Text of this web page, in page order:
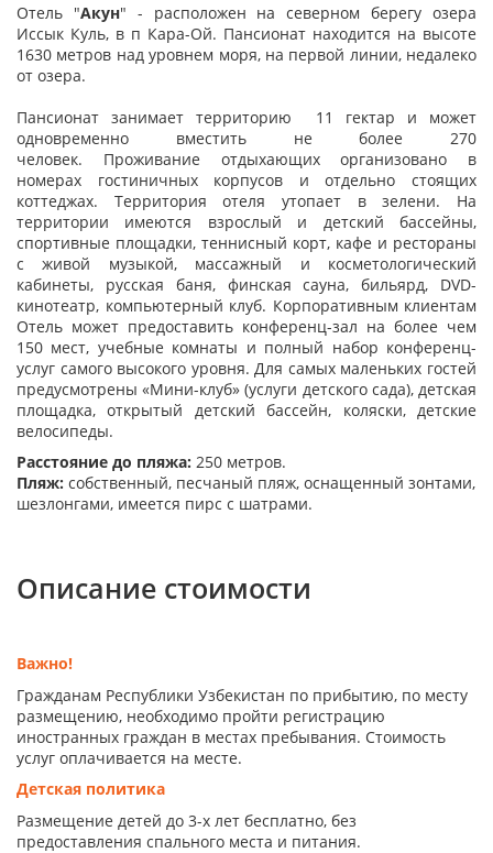
Отель "Акун" - расположен на северном берегу озера
Иссык Куль, в п Кара-Ой. Пансионат находится на высоте
1630 метров над уровнем моря, на первой линии, недалеко
от озера.
Пансионат занимает территорию 11 гектар и может
одновременно вместить не более 270
человек. Проживание отдыхающих организовано в
номерах гостиничных корпусов и отдельно стоящих
коттеджах. Территория отеля утопает в зелени. На
территории имеются взрослый и детский бассейны,
спортивные площадки, теннисный корт, кафе и рестораны
с живой музыкой, массажный и косметологический
кабинеты, русская баня, финская сауна, бильярд, DVD-
кинотеатр, компьютерный клуб. Корпоративным клиентам
Отель может предоставить конференц-зал на более чем
150 мест, учебные комнаты и полный набор конференц-
услуг самого высокого уровня. Для самых маленьких гостей
предусмотрены «Мини-клуб» (услуги детского сада), детская
площадка, открытый детский бассейн, коляски, детские
велосипеды.
Расстояние до пляжа: 250 метров.
Пляж: собственный, песчаный пляж, оснащенный зонтами,
шезлонгами, имеется пирс с шатрами.
Описание стоимости
Важно!
Гражданам Республики Узбекистан по прибытию, по месту
размещению, необходимо пройти регистрацию
иностранных граждан в местах пребывания. Стоимость
услуг оплачивается на месте.
Детская политика
Размещение детей до 3-х лет бесплатно, без
предоставления спального места и питания.